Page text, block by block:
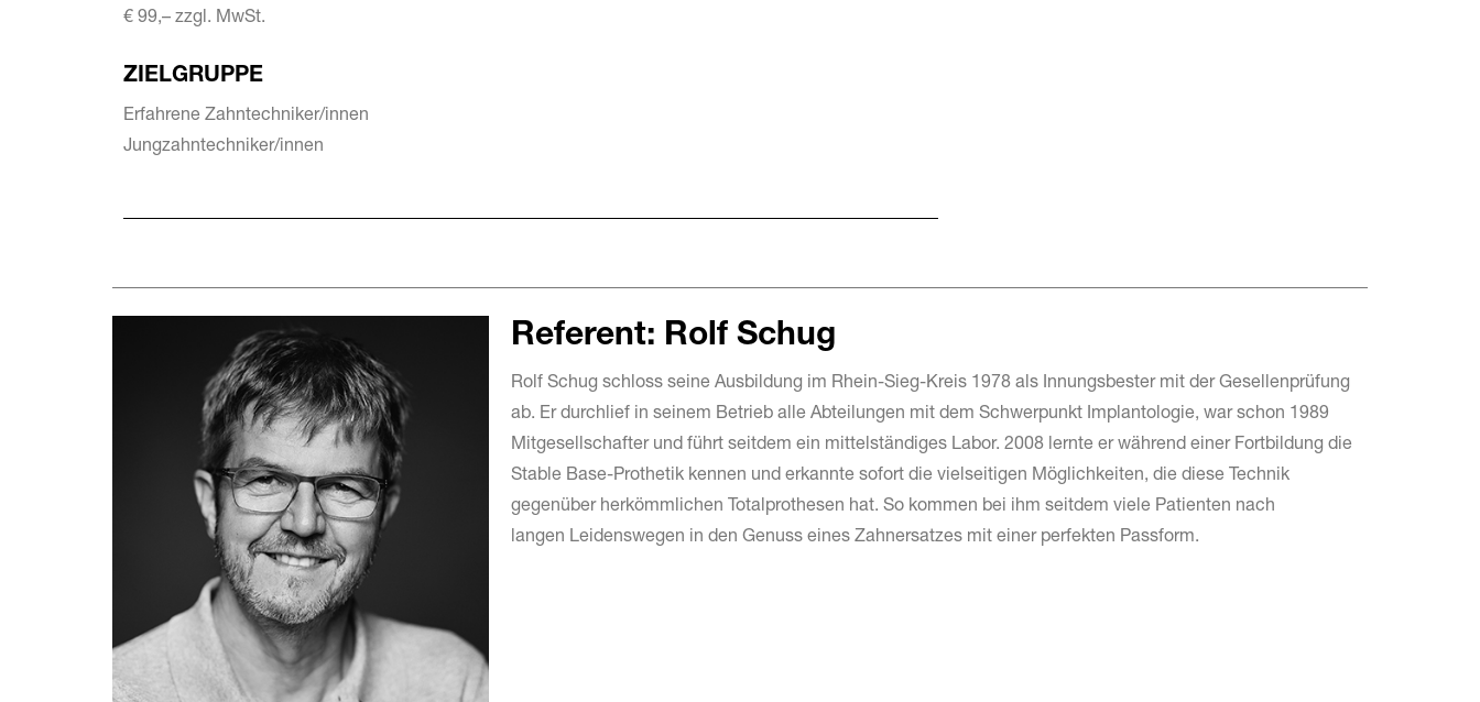
€ 99,– zzgl. MwSt.
ZIELGRUPPE
Erfahrene Zahntechniker/innen
Jungzahntechniker/innen
Referent: Rolf Schug
Rolf Schug schloss seine Ausbildung im Rhein-Sieg-Kreis 1978 als Innungsbester mit der Gesellenprüfung
ab. Er durchlief in seinem Betrieb alle Abteilungen mit dem Schwerpunkt Implantologie, war schon 1989
Mitgesellschafter und führt seitdem ein mittelständiges Labor. 2008 lernte er während einer Fortbildung die
Stable Base-Prothetik kennen und erkannte sofort die vielseitigen Möglichkeiten, die diese Technik
gegenüber herkömmlichen Totalprothesen hat. So kommen bei ihm seitdem viele Patienten nach
langen Leidenswegen in den Genuss eines Zahnersatzes mit einer perfekten Passform.